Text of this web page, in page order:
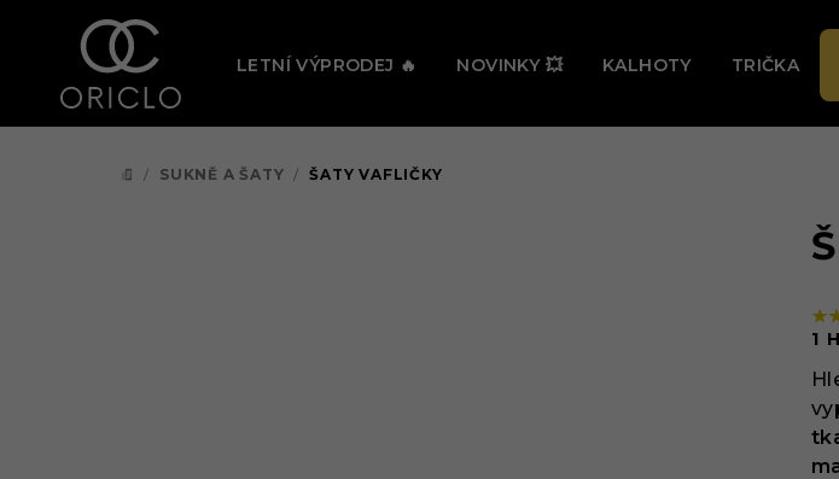
🔥 PRÁVĚ TEĎ PROBÍHÁ VELKÝ LETNÍ
LETNÍ VÝPRODEJ 🔥 NOVINKY 💥 KALHOTY TRIČKA
DOMŮ
/ SUKNĚ A ŠATY / ŠATY VAFLIČKY
je
z
1